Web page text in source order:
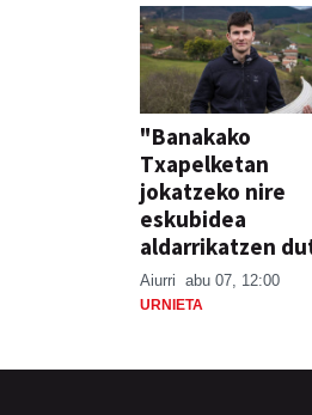
"Banakako
Txapelketan
jokatzeko nire
eskubidea
aldarrikatzen
Aiurri abu 07, 12:00
URNIETA